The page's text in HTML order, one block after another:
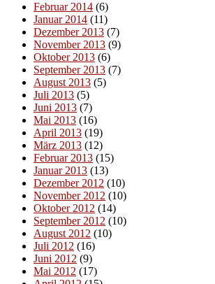
Februar 2014 (6)
Januar 2014 (11)
Dezember 2013 (7)
November 2013 (9)
Oktober 2013 (6)
September 2013 (7)
August 2013 (5)
Juli 2013 (5)
Juni 2013 (7)
Mai 2013 (16)
April 2013 (19)
März 2013 (12)
Februar 2013 (15)
Januar 2013 (13)
Dezember 2012 (10)
November 2012 (10)
Oktober 2012 (14)
September 2012 (10)
August 2012 (10)
Juli 2012 (16)
Juni 2012 (9)
Mai 2012 (17)